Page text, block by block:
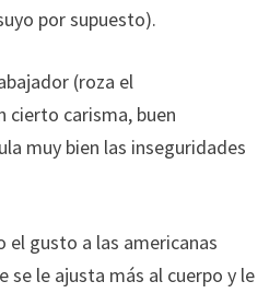
por supuesto).
(roza el
cierto carisma, buen
muy bien las inseguridades
gusto a las americanas
se le ajusta más al cuerpo y le